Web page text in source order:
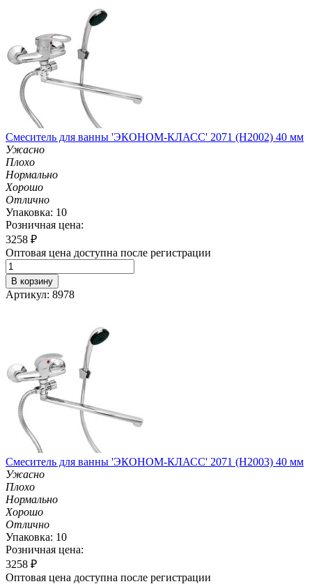
Смеситель для ванны 'ЭКОНОМ-КЛАСС' 2071 (H2002) 40 мм
Ужасно
Плохо
Нормально
Хорошо
Отлично
Упаковка: 10
Розничная цена:
3258 ₽
Оптовая цена доступна после регистрации
В корзину
Артикул: 8978
Смеситель для ванны 'ЭКОНОМ-КЛАСС' 2071 (H2003) 40 мм
Ужасно
Плохо
Нормально
Хорошо
Отлично
Упаковка: 10
Розничная цена:
3258 ₽
Оптовая цена доступна после регистрации